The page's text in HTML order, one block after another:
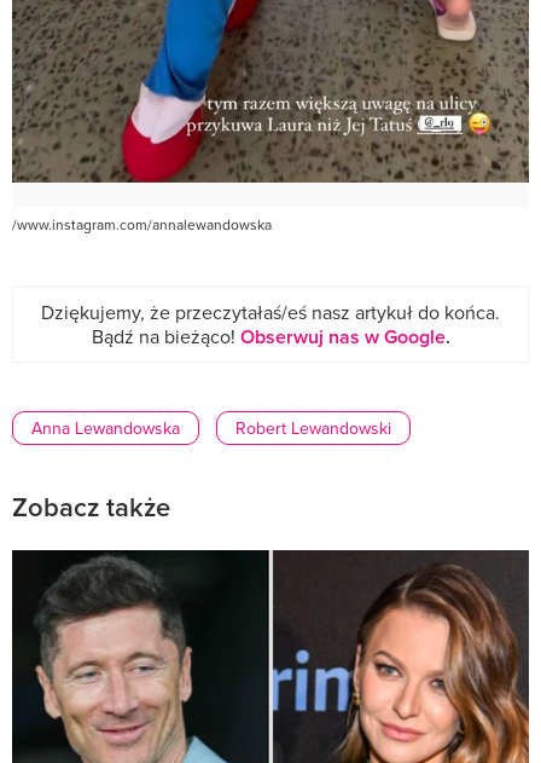
/www.instagram.com/annalewandowska
Dziękujemy, że przeczytałaś/eś nasz artykuł do końca.
Bądź na bieżąco! Obserwuj nas w Google.
Anna Lewandowska Robert Lewandowski
Zobacz także